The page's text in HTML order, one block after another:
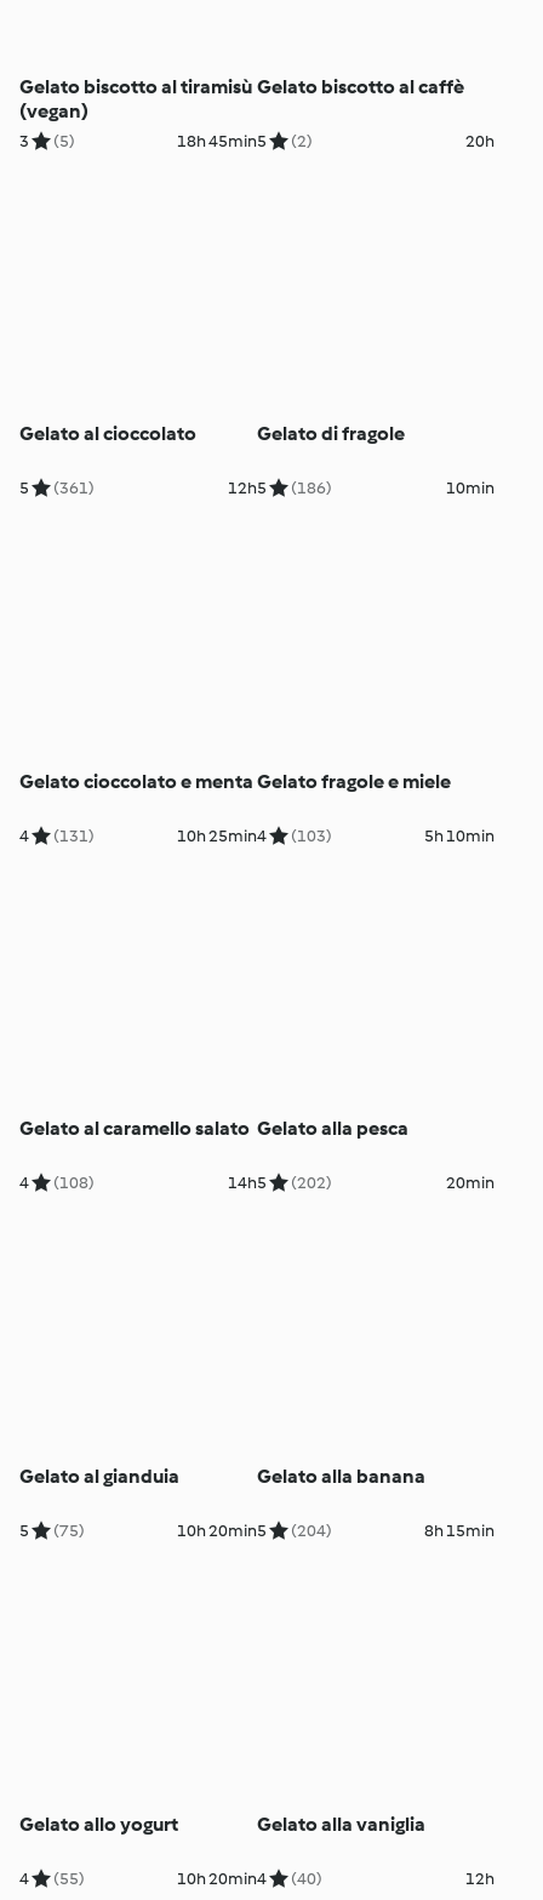
Gelato biscotto al tiramisù
(vegan)
3 (5) 18h 45min
Gelato biscotto al caffè
5 (2) 20h
Gelato al cioccolato
5 (361) 12h
Gelato di fragole
5 (186) 10min
Gelato cioccolato e menta
4 (131) 10h 25min
Gelato fragole e miele
4 (103) 5h 10min
Gelato al caramello salato
4 (108) 14h
Gelato alla pesca
5 (202) 20min
Gelato al gianduia
5 (75) 10h 20min
Gelato alla banana
5 (204) 8h 15min
Gelato allo yogurt
4 (55) 10h 20min
Gelato alla vaniglia
4 (40) 12h